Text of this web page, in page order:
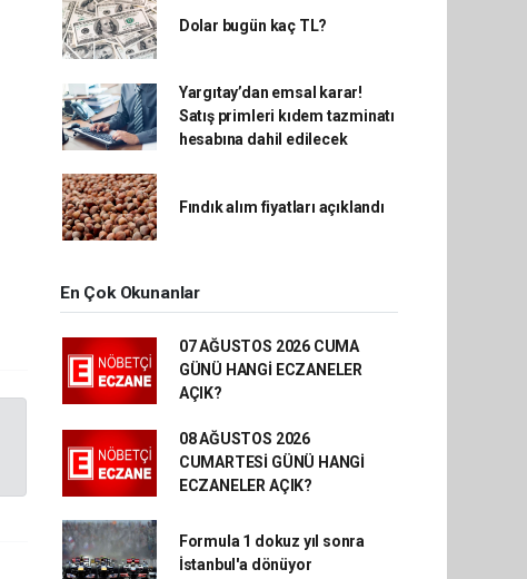
Dolar bugün kaç TL?
Yargıtay’dan emsal karar!
Satış primleri kıdem tazminatı
hesabına dahil edilecek
Fındık alım fiyatları açıklandı
En Çok Okunanlar
07 AĞUSTOS 2026 CUMA
GÜNÜ HANGİ ECZANELER
AÇIK?
08 AĞUSTOS 2026
CUMARTESİ GÜNÜ HANGİ
ECZANELER AÇIK?
Formula 1 dokuz yıl sonra
İstanbul'a dönüyor